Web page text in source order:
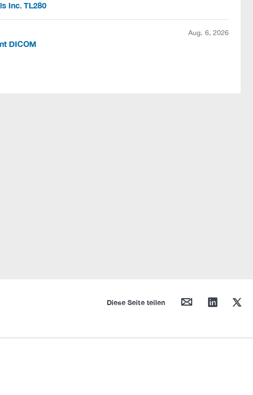
Inc. TL280
Aug. 6, 2026
DICOM
Diese Seite teilen mail linkedin twitter